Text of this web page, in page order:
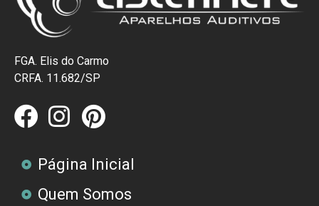
FGA. Elis do Carmo
CRFA. 11.682/SP
Página Inicial
Quem Somos